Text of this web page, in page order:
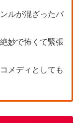
ルが混ざったバ
妙で怖くて緊張
メディとしても